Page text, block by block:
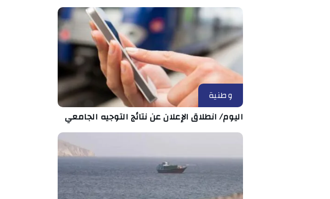
وطنية
اليوم/ انطلاق الإعلان عن نتائج التوجيه الجامعي